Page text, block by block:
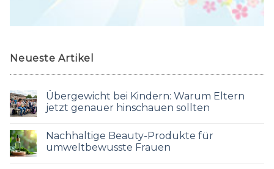
Neueste Artikel
Übergewicht bei Kindern: Warum Eltern
jetzt genauer hinschauen sollten
Nachhaltige Beauty-Produkte für
umweltbewusste Frauen